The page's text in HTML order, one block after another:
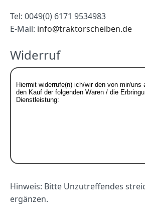
Tel: 0049(0) 6171 9534983
E-Mail: info@traktorscheiben.de
Widerruf
Hinweis: Bitte Unzutreffendes
ergänzen.